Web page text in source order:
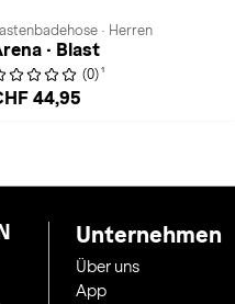
· Herren
· Blast
(0) 1
44,95
Unternehmen
Über uns
App